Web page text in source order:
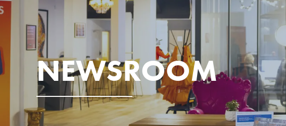
NEWSROOM